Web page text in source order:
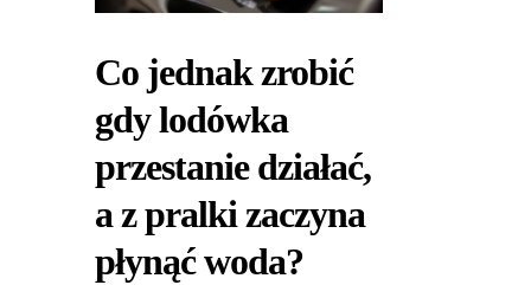
Co jednak zrobić
gdy lodówka
przestanie działać,
a z pralki zaczyna
płynąć woda?